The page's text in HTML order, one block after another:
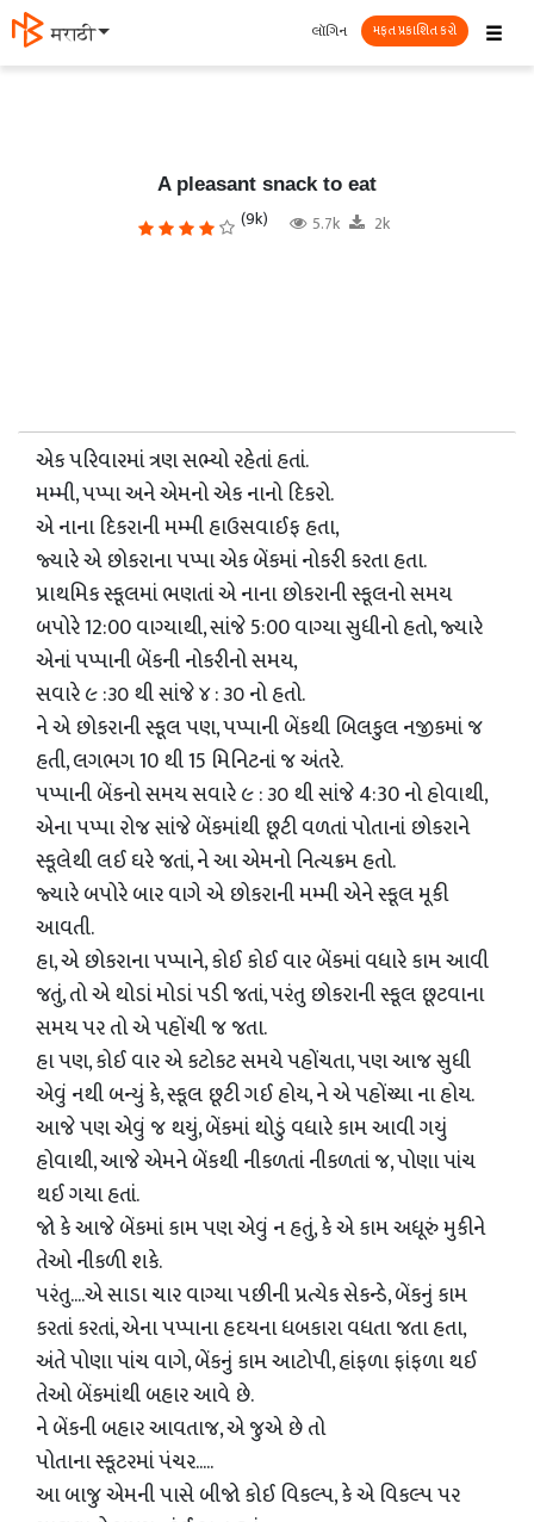
मराठी ☰
લૉગિન મફત પ્રકાશિત કરો
A pleasant snack to eat
(9k) 5.7k 2k
એક પરિવારમાં ત્રણ સભ્યો રહેતાં હતાં.
મમ્મી, પપ્પા અને એમનો એક નાનો દિકરો.
એ નાના દિકરાની મમ્મી હાઉસવાઈફ હતા,
જ્યારે એ છોકરાના પપ્પા એક બેંકમાં નોકરી કરતા હતા.
પ્રાથમિક સ્કૂલમાં ભણતાં એ નાના છોકરાની સ્કૂલનો સમય
બપોરે 12:00 વાગ્યાથી, સાંજે 5:00 વાગ્યા સુધીનો હતો, જ્યારે
એનાં પપ્પાની બેંકની નોકરીનો સમય,
સવારે ૯ :૩૦ થી સાંજે ૪ : ૩૦ નો હતો.
ને એ છોકરાની સ્કૂલ પણ, પપ્પાની બેંકથી બિલકુલ નજીકમાં જ
હતી, લગભગ 10 થી 15 મિનિટનાં જ અંતરે.
પપ્પાની બેંકનો સમય સવારે ૯ : ૩૦ થી સાંજે 4:30 નો હોવાથી,
એના પપ્પા રોજ સાંજે બેંકમાંથી છૂટી વળતાં પોતાનાં છોકરાને
સ્કૂલેથી લઈ ઘરે જતાં, ને આ એમનો નિત્યક્રમ હતો.
જ્યારે બપોરે બાર વાગે એ છોકરાની મમ્મી એને સ્કૂલ મૂકી
આવતી.
હા, એ છોકરાના પપ્પાને, કોઈ કોઈ વાર બેંકમાં વધારે કામ આવી
જતું, તો એ થોડાં મોડાં પડી જતાં, પરંતુ છોકરાની સ્કૂલ છૂટવાના
સમય પર તો એ પહોંચી જ જતા.
હા પણ, કોઈ વાર એ કટોકટ સમયે પહોંચતા, પણ આજ સુધી
એવું નથી બન્યું કે, સ્કૂલ છૂટી ગઈ હોય, ને એ પહોંચ્યા ના હોય.
આજે પણ એવું જ થયું, બેંકમાં થોડું વધારે કામ આવી ગયું
હોવાથી, આજે એમને બેંકથી નીકળતાં નીકળતાં જ, પોણા પાંચ
થઈ ગયા હતાં.
જો કે આજે બેંકમાં કામ પણ એવું ન હતું, કે એ કામ અધૂરું મુકીને
તેઓ નીકળી શકે.
પરંતુ....એ સાડા ચાર વાગ્યા પછીની પ્રત્યેક સેકન્ડે, બેંકનું કામ
કરતાં કરતાં, એના પપ્પાના હદયના ધબકારા વધતા જતા હતા,
અંતે પોણા પાંચ વાગે, બેંકનું કામ આટોપી, હાંફળા ફાંફળા થઈ
તેઓ બેંકમાંથી બહાર આવે છે.
ને બેંકની બહાર આવતાજ, એ જુએ છે તો
પોતાના સ્કૂટરમાં પંચર.....
આ બાજુ એમની પાસે બીજો કોઈ વિકલ્પ, કે એ વિકલ્પ પર